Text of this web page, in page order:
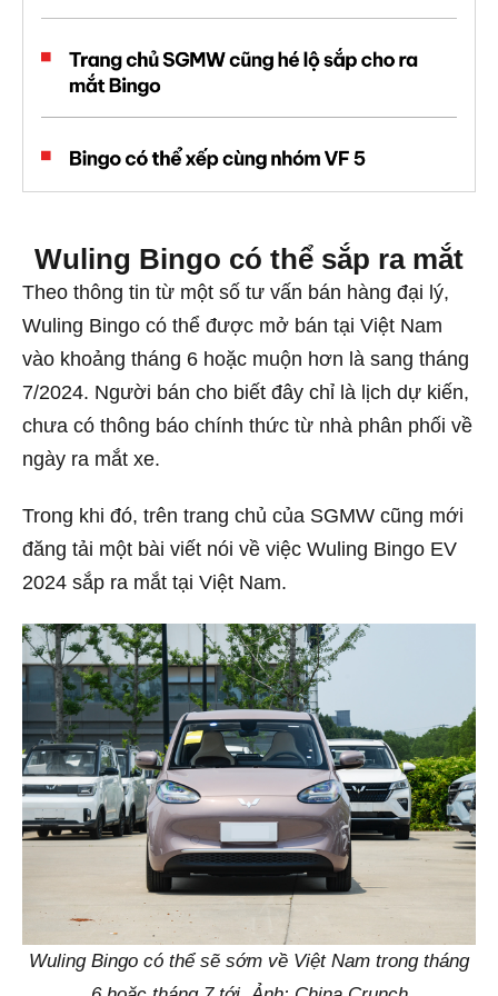
Wuling Bingo có thể sắp ra mắt
Theo thông tin từ một số tư vấn bán hàng đại lý,
Wuling Bingo có thể được mở bán tại Việt Nam
vào khoảng tháng 6 hoặc muộn hơn là sang tháng
7/2024. Người bán cho biết đây chỉ là lịch dự kiến,
chưa có thông báo chính thức từ nhà phân phối về
ngày ra mắt xe.
Trong khi đó, trên trang chủ của SGMW cũng mới
đăng tải một bài viết nói về việc Wuling Bingo EV
2024 sắp ra mắt tại Việt Nam.
Wuling Bingo có thể sẽ sớm về Việt Nam trong tháng